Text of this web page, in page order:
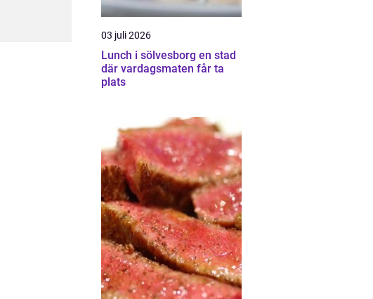
03 juli 2026
Lunch i sölvesborg en stad
där vardagsmaten får ta
plats